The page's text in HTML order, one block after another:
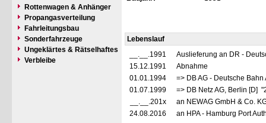
Rottenwagen & Anhänger
Propangasverteilung
Fahrleitungsbau
Sonderfahrzeuge
Ungeklärtes & Rätselhaftes
Verbleibe
Lebenslauf
__.__.1991
Auslieferung an DR -
15.12.1991
Abnahme
01.01.1994
=> DB AG - Deutsche
01.07.1999
=> DB Netz AG, Berlin [D]
__.__.201x
an NEWAG GmbH & Co.
24.08.2016
an HPA - Hamburg Port